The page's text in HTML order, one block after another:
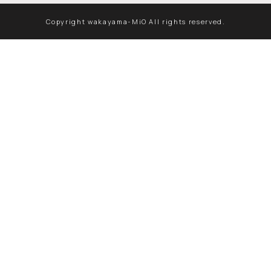
Copyright wakayama-MiO All rights reserved.